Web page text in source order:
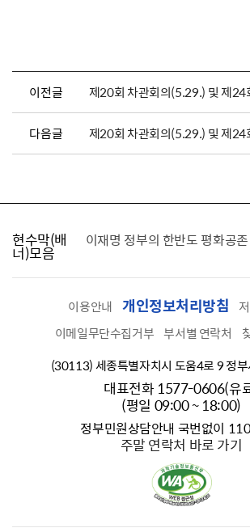
이전글
다음글
현수막(배
너)모음
찾습니다 이재명 정부의 한반도 평화공
이용안내 개인정보처리방침
이메일무단수집거부 부서별 연락처
(30113) 세종특별자치시 도움4로 9 정
대표전화 1577-0606(유
(평일 09:00 ~ 18:00)
정부민원상담안내 국번없이
주말 연락처 바로 가기